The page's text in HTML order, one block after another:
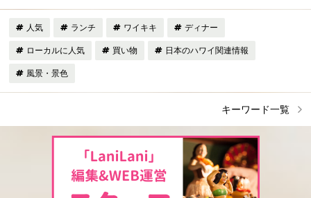
人気 ランチ ワイキキ ディナー
ローカルに人気 買い物 日本のハワイ関連情報
風景・景色
キーワード一覧